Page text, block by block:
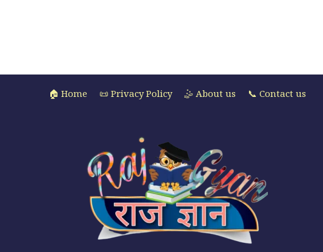
🏠 Home 📜 Privacy Policy 🤹 About us 📞 Contact us